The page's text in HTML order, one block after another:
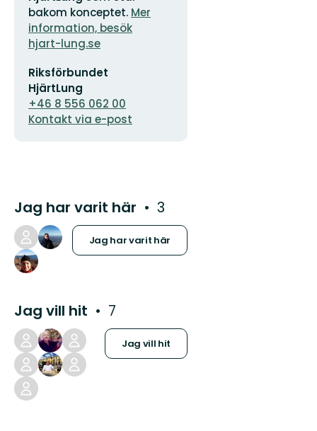
bakom konceptet. Mer
information, besök
hjart-lung.se
postadress
Riksförbundet
HjärtLung
+46 8 556 062 00
Kontakt via e-post
Jag har varit här 3
Jag har varit här
Jag vill hit 7
Jag vill hit